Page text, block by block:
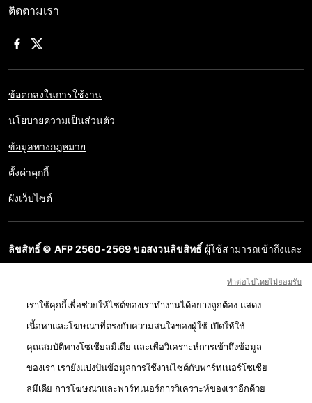
ติดตามเรา
ข้อตกลงในการใช้งาน
นโยบายความเป็นส่วนตัว
ข้อมูลทางกฎหมาย
ตั้งค่าคุกกี้
ผังเว็บไซต์
ลิขสิทธิ์ © AFP 2560-2569 ขอสงวนลิขสิทธิ์ ผู้ใช้สามารถเข้าถึงและ
นำเนื้อหาบนเว็บไซต์ของ AFP ไปเผยแพร่ต่อโดยไม่ได้รับอนุญาตก่อน
ในวัตถุประสงค์อื่น โดยเฉพาะการนำไปผลิตซ้ำ การใช้เพื่อสื่อสารกับ
สาธารณะ หรือการเผยแพร่เนื้อหาบนเว็บไซต์ ทั้งในบางส่วนหรือ
ทั้งหมด โดย AFP ไม่ได้รับสิทธิ์ใดๆ จากเจ้าของลิขสิทธิ์สำหรับเนื้อหา
ของบุคคลที่สามนี้และจะไม่รับผิดชอบใดๆ ในเรื่องนี้ AFP และ
เราใช้คุกกี้เพื่อช่วยให้ไซต์ของเราทำงานได้อย่างถูกต้อง แสดง
เนื้อหาและโฆษณาที่ตรงกับความสนใจของผู้ใช้ เปิดให้ใช้
คุณสมบัติทางโซเชียลมีเดีย และเพื่อวิเคราะห์การเข้าถึงข้อมูล
ของเรา เรายังแบ่งปันข้อมูลการใช้งานไซต์กับพาร์ทเนอร์โซเชีย
ลมีเดีย การโฆษณาและพาร์ทเนอร์การวิเคราะห์ของเราอีกด้วย
ทําต่อไปโดยไม่ยอมรับ